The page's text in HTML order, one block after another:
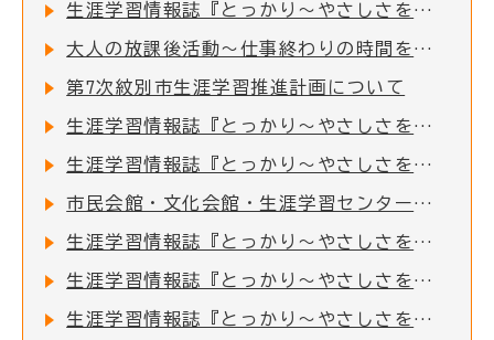
生涯学習情報誌『とっかり～やさしさをはぐくむ～』第49号発行！
大人の放課後活動～仕事終わりの時間を充実しよう～
第7次紋別市生涯学習推進計画について
生涯学習情報誌『とっかり～やさしさをはぐくむ～』第48号発行！
生涯学習情報誌『とっかり～やさしさをはぐくむ～』第47号発行！
市民会館・文化会館・生涯学習センターの臨時休館について
生涯学習情報誌『とっかり～やさしさをはぐくむ～』第46号発行！
生涯学習情報誌『とっかり～やさしさをはぐくむ～』第45号発行！
生涯学習情報誌『とっかり～やさしさをはぐくむ～』第44号発行！